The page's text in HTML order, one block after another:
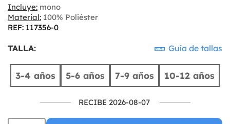
Incluye: mono
Material: 100% Poliéster
REF: 117356-0
TALLA: Guía de tallas
3-4 años 5-6 años 7-9 años 10-12 años
RECIBE 2026-08-07